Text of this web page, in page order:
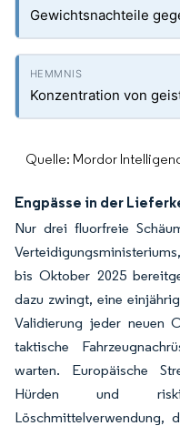
Gewichtsnachteile
Konzentration von
Quelle: Mordor
Engpässe in der
Nur drei fluorfreie
bis Oktober 2025
dazu zwingt, eine
Validierung jeder neuen
taktische
warten. Europäische
Hürden und
Löschmittelverwendung,